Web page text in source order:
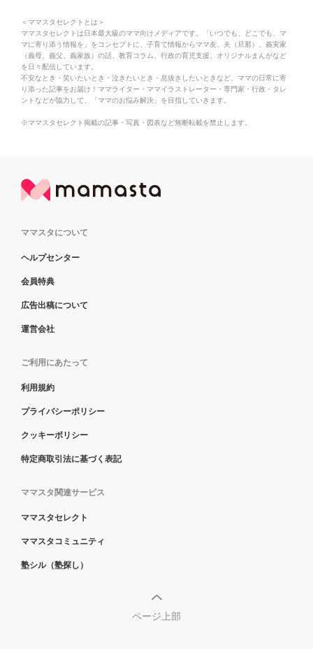
＜ママスタセレクトとは＞
ママスタセレクトは日本最大級のママ向けメディアです。「いつでも、どこでも、マ
マに寄り添う情報を」をコンセプトに、子育て情報からママ友、夫（旦那）、義実家
（義母、義父、義家族）の話、教育コラム、行政の育児支援、オリジナルまんがなど
を日々配信しています。
不安なとき・笑いたいとき・泣きたいとき・息抜きしたいときなど、ママの日常に寄
り添った記事をお届け！ママライター・ママイラストレーター・専門家・行政・タレ
ントなどが協力して、「ママのお悩み解決」を目指していきます。
※ママスタセレクト掲載の記事・写真・図表など無断転載を禁止します。
ママスタについて
ヘルプセンター
会員特典
広告出稿について
運営会社
ご利用にあたって
利用規約
プライバシーポリシー
クッキーポリシー
特定商取引法に基づく表記
ママスタ関連サービス
ママスタセレクト
ママスタコミュニティ
塾シル（塾探し）
ページ上部